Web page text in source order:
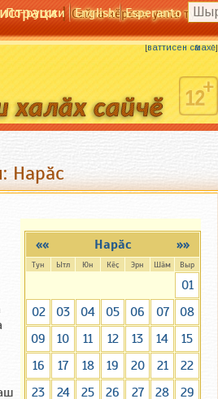
|Сайта кӗрсен унпа
По-русски English Esperanto
Ӗни хура та — сӗчӗ шурӑ.
[ваттисен сӑмахӗ]
Нарӑс
»»
«« Нарӑс
Тун Ытл Юн Кӗҫ Эрн Шӑм Выр
01
02
03 04 05 06 07
08
09
10 11 12 13 14
15
16
17 18 19 20 21
22
23
24 25 26 27 28 29